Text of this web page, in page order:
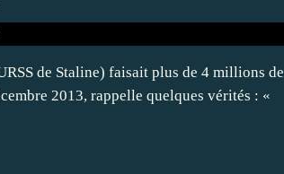
de Staline) faisait plus de 4 millions de
2013, rappelle quelques vérités : «